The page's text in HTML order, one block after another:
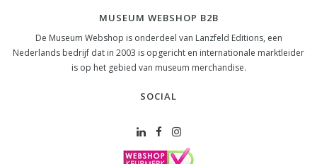
MUSEUM WEBSHOP B2B
De Museum Webshop is onderdeel van Lanzfeld Editions, een
Nederlands bedrijf dat in 2003 is opgericht en internationale marktleider
is op het gebied van museum merchandise.
SOCIAL